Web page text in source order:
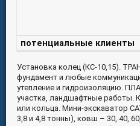
потенциальные клиенты
Установка колец (КС-10,15).
фундамент и любые
утепление и гидроизоляцию.
участка, ландшафтные работы.
или кольца. Мини-экскаватор
3,8 и 4,8 тонны), ковш – 30, 40,